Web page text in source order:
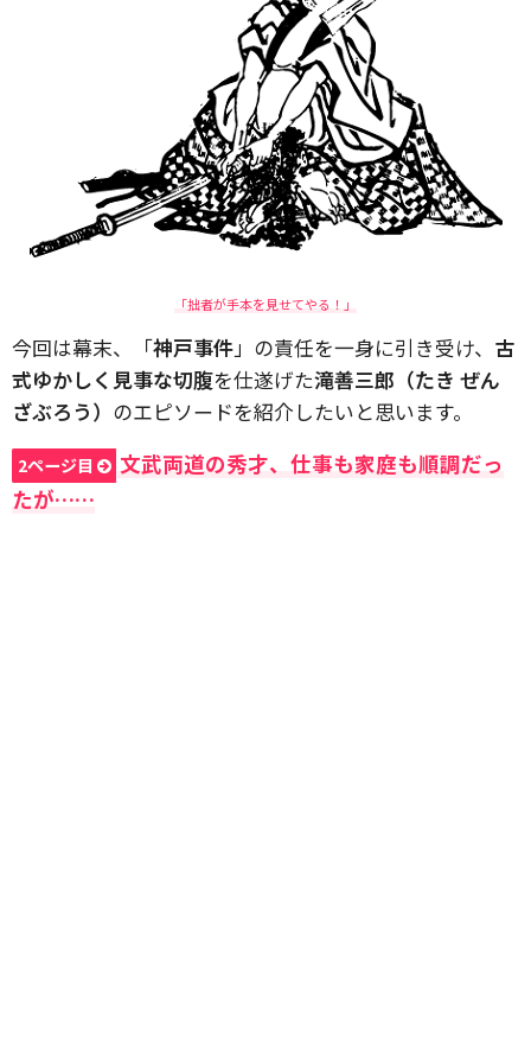
「拙者が手本を見せてやる！」
今回は幕末、「神戸事件」の責任を一身に引き受け、 古
式ゆかしく見事な切腹を仕遂げた滝善三郎（たき ぜん
ざぶろう） のエピソードを紹介したいと思います。
2ページ目
文武両道の秀才、仕事も家庭も順調だっ
たが……